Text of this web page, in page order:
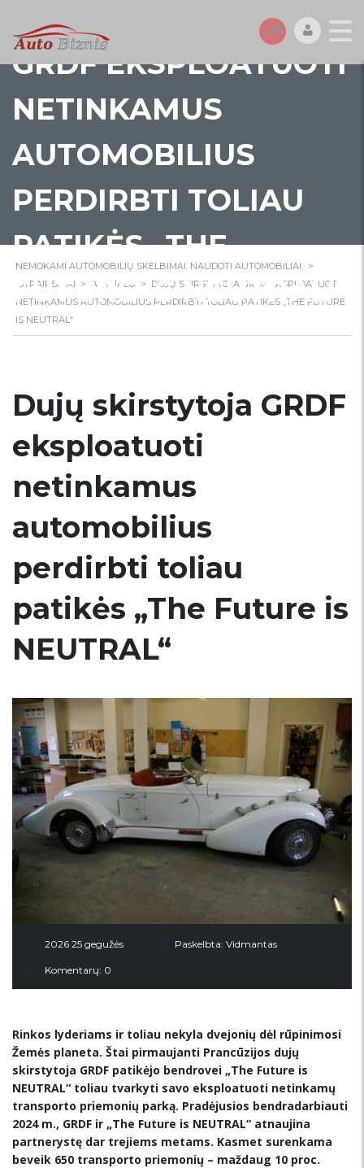
DUJŲ SKIRSTYTOJA
GRDF EKSPLOATUOTI
NETINKAMUS
AUTOMOBILIUS
PERDIRBTI TOLIAU
PATIKĖS „THE
FUTURE IS NEUTRAL“
NEMOKAMI AUTOMOBILIŲ SKELBIMAI. NAUDOTI AUTOMOBILIAI. >
STRAIPSNIAI > AKTUALU > DUJŲ SKIRSTYTOJA GRDF EKSPLOATUOTI
NETINKAMUS AUTOMOBILIUS PERDIRBTI TOLIAU PATIKĖS „THE FUTURE
IS NEUTRAL“
Dujų skirstytoja GRDF
eksploatuoti
netinkamus
automobilius
perdirbti toliau
patikės „The Future is
NEUTRAL“
2026 25 gegužės Paskelbta: Vidmantas
Komentarų: 0
Rinkos lyderiams ir toliau nekyla dvejonių dėl rūpinimosi
Žemės planeta. Štai pirmaujanti Prancūzijos dujų
skirstytoja GRDF patikėjo bendrovei „The Future is
NEUTRAL“ toliau tvarkyti savo eksploatuoti netinkamų
transporto priemonių parką. Pradėjusios bendradarbiauti
2024 m., GRDF ir „The Future is NEUTRAL“ atnaujina
partnerystę dar trejiems metams. Kasmet surenkama
beveik 650 transporto priemonių – maždaug 10 proc.